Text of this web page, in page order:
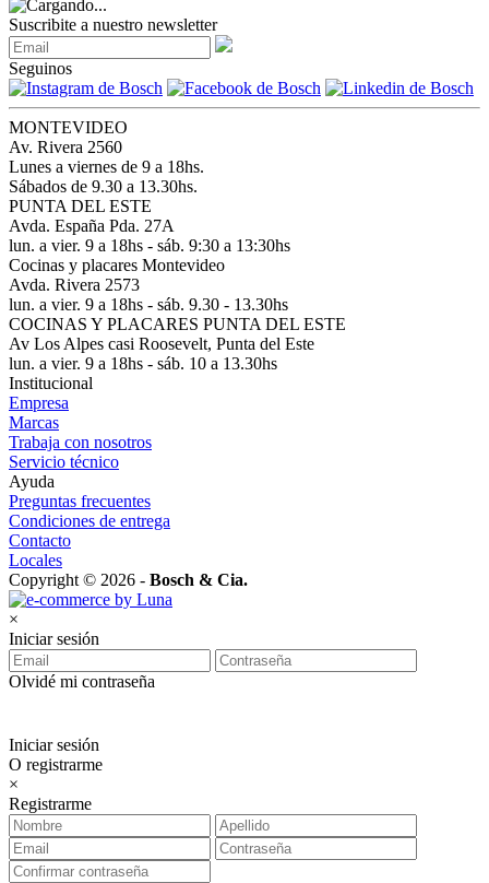
Suscribite a nuestro newsletter
Seguinos
MONTEVIDEO
Av. Rivera 2560
Lunes a viernes de 9 a 18hs.
Sábados de 9.30 a 13.30hs.
PUNTA DEL ESTE
Avda. España Pda. 27A
lun. a vier. 9 a 18hs - sáb. 9:30 a 13:30hs
Cocinas y placares Montevideo
Avda. Rivera 2573
lun. a vier. 9 a 18hs - sáb. 9.30 - 13.30hs
COCINAS Y PLACARES PUNTA DEL ESTE
Av Los Alpes casi Roosevelt, Punta del Este
lun. a vier. 9 a 18hs - sáb. 10 a 13.30hs
Institucional
Empresa
Marcas
Trabaja con nosotros
Servicio técnico
Ayuda
Preguntas frecuentes
Condiciones de entrega
Contacto
Locales
Copyright © 2026 - Bosch & Cia.
×
Iniciar sesión
Olvidé mi contraseña
Iniciar sesión
O registrarme
×
Registrarme